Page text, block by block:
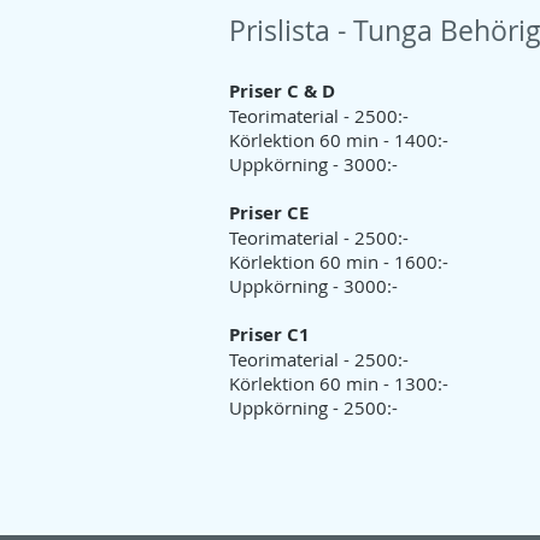
Prislista - Tunga
Priser C & D
Teorimaterial - 2500:-
Körlektion 60 min - 1400:-
Uppkörning - 3000:-
Priser CE
Teorimaterial - 2500:-
Körlektion 60 min - 1600:-
Uppkörning - 3000:-
Priser C1
Teorimaterial - 2500:-
Körlektion 60 min - 1300:-
Uppkörning - 2500:-